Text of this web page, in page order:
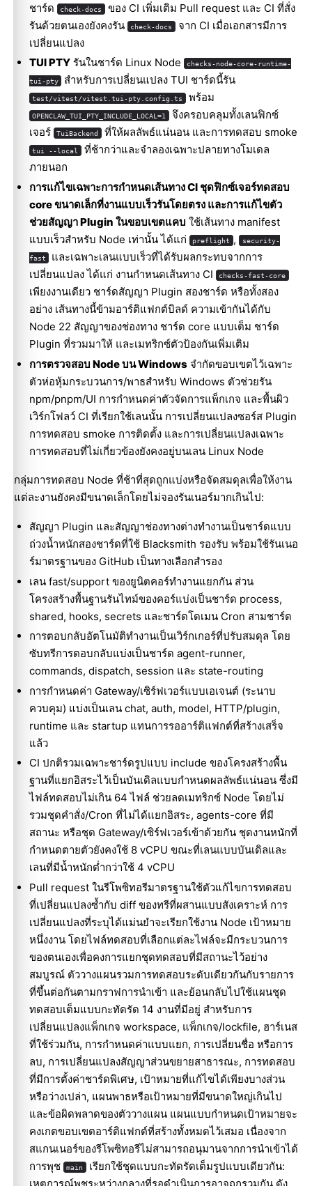
ชาร์ด
check-docs
ของ CI เพิ่มเติม Pull request และ CI ที่สั่ง
รันด้วยตนเองยังคงรัน
check-docs
จาก CI เมื่อเอกสารมีการ
เปลี่ยนแปลง
TUI PTYรันในชาร์ด Linux Node checks-node-core-runtime-
tui-pty สำหรับการเปลี่ยนแปลง TUI ชาร์ดนี้รัน
test/vitest/vitest.tui-pty.config.ts พร้อม
OPENCLAW_TUI_PTY_INCLUDE_LOCAL=1
จึงครอบคลุมทั้งเลนฟิกซ์
เจอร์
TuiBackend ที่ให้ผลลัพธ์แน่นอน และการทดสอบ smoke
tui --local
ที่ช้ากว่าและจำลองเฉพาะปลายทางโมเดล
ภายนอก
การแก้ไขเฉพาะการกำหนดเส้นทาง CI ชุดฟิกซ์เจอร์ทดสอบ
core ขนาดเล็กที่งานแบบเร็วรันโดยตรง และการแก้ไขตัว
ช่วยสัญญา Plugin ในขอบเขตแคบ ใช้เส้นทาง manifest
แบบเร็วสำหรับ Node เท่านั้น ได้แก่
preflight , security-
fast
และเฉพาะเลนแบบเร็วที่ได้รับผลกระทบจากการ
เปลี่ยนแปลง ได้แก่ งานกำหนดเส้นทาง CI
checks-fast-core
เพียงงานเดียว ชาร์ดสัญญา Plugin สองชาร์ด หรือทั้งสอง
อย่าง เส้นทางนี้ข้ามอาร์ติแฟกต์บิลด์ ความเข้ากันได้กับ
Node 22 สัญญาของช่องทาง ชาร์ด core แบบเต็ม ชาร์ด
Plugin ที่รวมมาให้ และเมทริกซ์ตัวป้องกันเพิ่มเติม
การตรวจสอบ Node บน Windowsจำกัดขอบเขตไว้เฉพาะ
ตัวห่อหุ้มกระบวนการ/พาธสำหรับ Windows ตัวช่วยรัน
npm/pnpm/UI การกำหนดค่าตัวจัดการแพ็กเกจ และพื้นผิว
เวิร์กโฟลว์ CI ที่เรียกใช้เลนนั้น การเปลี่ยนแปลงซอร์ส Plugin
การทดสอบ smoke การติดตั้ง และการเปลี่ยนแปลงเฉพาะ
การทดสอบที่ไม่เกี่ยวข้องยังคงอยู่บนเลน Linux Node
กลุ่มการทดสอบ Node ที่ช้าที่สุดถูกแบ่งหรือจัดสมดุลเพื่อให้งาน
แต่ละงานยังคงมีขนาดเล็กโดยไม่จองรันเนอร์มากเกินไป:
สัญญา Plugin และสัญญาช่องทางต่างทำงานเป็นชาร์ดแบบ
ถ่วงน้ำหนักสองชาร์ดที่ใช้ Blacksmith รองรับ พร้อมใช้รันเนอ
ร์มาตรฐานของ GitHub เป็นทางเลือกสำรอง
เลน fast/support ของยูนิตคอร์ทำงานแยกกัน ส่วน
โครงสร้างพื้นฐานรันไทม์ของคอร์แบ่งเป็นชาร์ด process,
shared, hooks, secrets และชาร์ดโดเมน Cron สามชาร์ด
การตอบกลับอัตโนมัติทำงานเป็นเวิร์กเกอร์ที่ปรับสมดุล โดย
ซับทรีการตอบกลับแบ่งเป็นชาร์ด agent-runner,
commands, dispatch, session และ state-routing
การกำหนดค่า Gateway/เซิร์ฟเวอร์แบบเอเจนต์ (ระนาบ
ควบคุม) แบ่งเป็นเลน chat, auth, model, HTTP/plugin,
runtime และ startup แทนการรออาร์ติแฟกต์ที่สร้างเสร็จ
แล้ว
CI ปกติรวมเฉพาะชาร์ดรูปแบบ include ของโครงสร้างพื้น
ฐานที่แยกอิสระไว้เป็นบันเดิลแบบกำหนดผลลัพธ์แน่นอน ซึ่งมี
ไฟล์ทดสอบไม่เกิน 64 ไฟล์ ช่วยลดเมทริกซ์ Node โดยไม่
รวมชุดคำสั่ง/Cron ที่ไม่ได้แยกอิสระ, agents-core ที่มี
สถานะ หรือชุด Gateway/เซิร์ฟเวอร์เข้าด้วยกัน ชุดงานหนักที่
กำหนดตายตัวยังคงใช้ 8 vCPU ขณะที่เลนแบบบันเดิลและ
เลนที่มีน้ำหนักต่ำกว่าใช้ 4 vCPU
Pull request ในรีโพซิทอรีมาตรฐานใช้ตัวแก้ไขการทดสอบ
ที่เปลี่ยนแปลงซ้ำกับ diff ของทรีที่ผสานแบบสังเคราะห์ การ
เปลี่ยนแปลงที่ระบุได้แม่นยำจะเรียกใช้งาน Node เป้าหมาย
หนึ่งงาน โดยไฟล์ทดสอบที่เลือกแต่ละไฟล์จะมีกระบวนการ
ของตนเองเพื่อคงการแยกชุดทดสอบที่มีสถานะไว้อย่าง
สมบูรณ์ ตัววางแผนรวมการทดสอบระดับเดียวกันกับรายการ
ที่ขึ้นต่อกันตามกราฟการนำเข้า และย้อนกลับไปใช้แผนชุด
ทดสอบเต็มแบบกะทัดรัด 14 งานที่มีอยู่ สำหรับการ
เปลี่ยนแปลงแพ็กเกจ workspace, แพ็กเกจ/lockfile, ฮาร์เนส
ที่ใช้ร่วมกัน, การกำหนดค่าแบบแยก, การเปลี่ยนชื่อ หรือการ
ลบ, การเปลี่ยนแปลงสัญญาส่วนขยายสาธารณะ, การทดสอบ
ที่มีการตั้งค่าชาร์ดพิเศษ, เป้าหมายที่แก้ไขได้เพียงบางส่วน
หรือว่างเปล่า, แผนพาธหรือเป้าหมายที่มีขนาดใหญ่เกินไป
และข้อผิดพลาดของตัววางแผน แผนแบบกำหนดเป้าหมายจะ
คงเกตขอบเขตอาร์ติแฟกต์ที่สร้างทั้งหมดไว้เสมอ เนื่องจาก
สแกนเนอร์ของรีโพซิทอรีไม่สามารถอนุมานจากการนำเข้าได้
การพุช
main
เรียกใช้ชุดแบบกะทัดรัดเต็มรูปแบบเดียวกัน: